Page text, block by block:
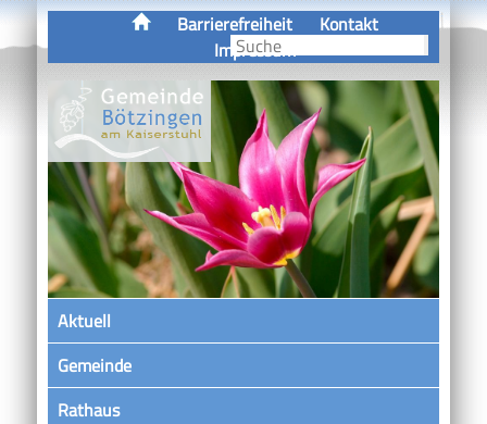
Barrierefreiheit
Kontakt
Impressum
Aktuell
Gemeinde
Rathaus